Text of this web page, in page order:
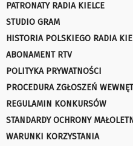
PATRONATY RADIA KIELCE
STUDIO GRAM
HISTORIA POLSKIEGO RADIA
ABONAMENT RTV
POLITYKA PRYWATNOŚCI
PROCEDURA ZGŁOSZEŃ
REGULAMIN KONKURSÓW
STANDARDY OCHRONY
WARUNKI KORZYSTANIA